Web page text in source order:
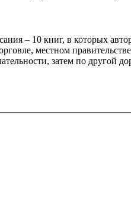
– 10 книг, в которых
местном
затем по другой